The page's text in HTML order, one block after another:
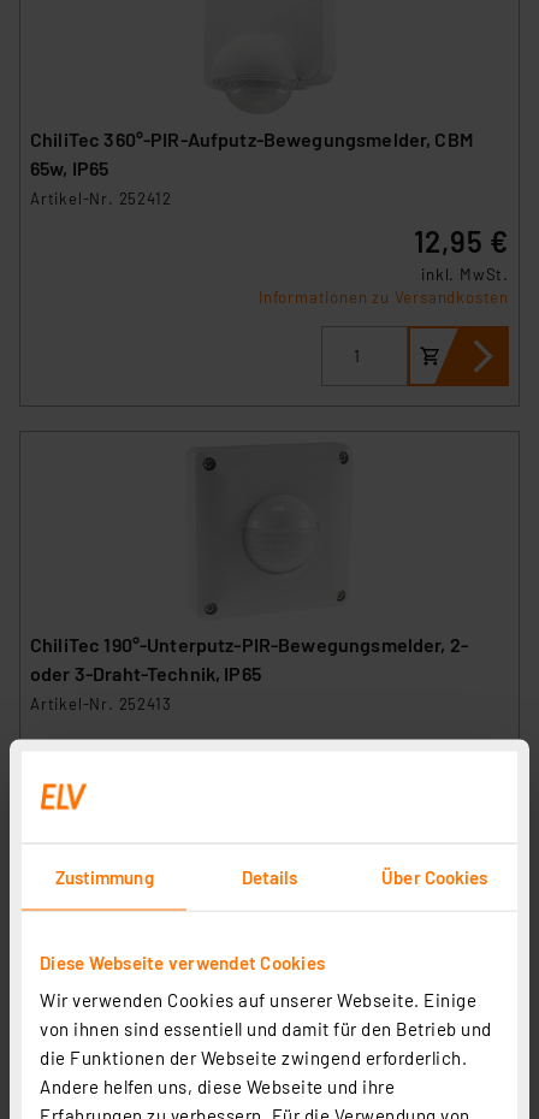
Zustimmung Details Über Cookies
Diese Webseite verwendet Cookies
Wir verwenden Cookies auf unserer Webseite. Einige
von ihnen sind essentiell und damit für den Betrieb und
die Funktionen der Webseite zwingend erforderlich.
Andere helfen uns, diese Webseite und ihre
ChiliTec 360°-PIR-Aufputz-Bewegungsmelder, CBM
65w, IP65
Artikel-Nr. 252412
12,95 €
inkl. MwSt.
Informationen zu Versandkosten
ChiliTec 190°-Unterputz-PIR-Bewegungsmelder, 2-
oder 3-Draht-Technik, IP65
Artikel-Nr. 252413
1 2 3 4 5